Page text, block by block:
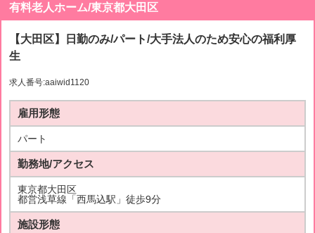
有料老人ホーム/東京都大田区
【大田区】日勤のみ/パート/大手法人のため安心の福利厚
生
求人番号:aaiwid1120
雇用形態
パート
勤務地/アクセス
東京都大田区
都営浅草線「西馬込駅」徒歩9分
施設形態